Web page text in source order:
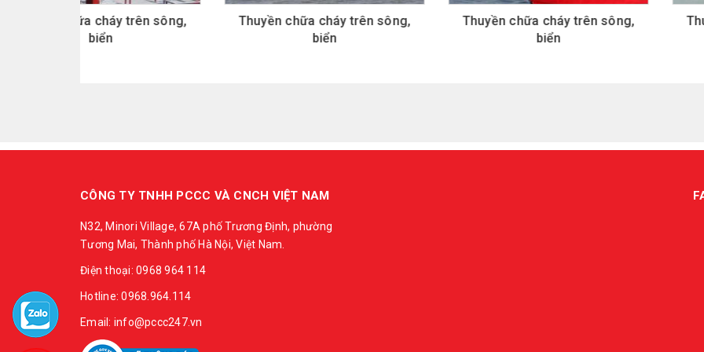
Thuyền chữa cháy trên sông,
Thuyền chữa cháy trên sông,
Thuyền chữa cháy trên
CÔNG TY TNHH PCCC VÀ CNCH VIỆT NAM
N32, Minori Village, 67A phố Trương Định, phường
Tương Mai, Thành phố Hà Nội, Việt Nam.
Điện thoại: 0968 964 114
Hotline: 0968.964.114
Email: info@pccc247.vn